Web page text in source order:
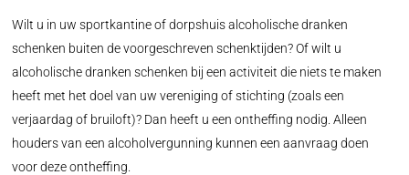
Wilt u in uw sportkantine of dorpshuis alcoholische dranken
schenken buiten de voorgeschreven schenktijden? Of wilt u
alcoholische dranken schenken bij een activiteit die niets te maken
heeft met het doel van uw vereniging of stichting (zoals een
verjaardag of bruiloft)? Dan heeft u een ontheffing nodig. Alleen
houders van een alcoholvergunning kunnen een aanvraag doen
voor deze ontheffing.